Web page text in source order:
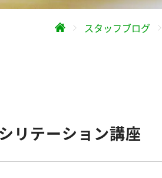
スタッフブログ
リテーション講座